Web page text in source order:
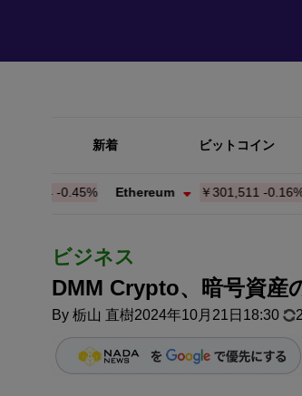
新着 ビットコイン
-0.45% Ethereum ￥301,511-0.16%
ビジネス
DMM Crypto、暗号資産
By 栃山 直樹2024年10月21日18:30